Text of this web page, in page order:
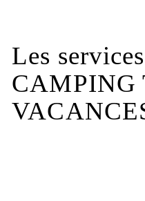
Les
Les
Les
CAMPING